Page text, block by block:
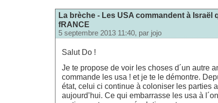
La brèche - Les USA commandent à Israël
fRANCE
5 septembre 2013 11:40, par jojo
Salut Do !
Je te propose de voir les choses d´un autre
commande les usa ! et je te le démontre.
état, celui ci continue à coloniser les parties
aujourd’hui. Ce qui embarrasse les usa à